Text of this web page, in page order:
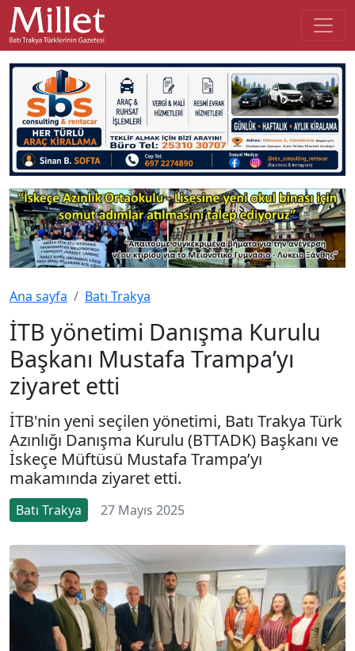
Ana sayfa Batı Trakya
İTB yönetimi Danışma Kurulu
Başkanı Mustafa Trampa’yı
ziyaret etti
İTB'nin yeni seçilen yönetimi, Batı Trakya Türk
Azınlığı Danışma Kurulu (BTTADK) Başkanı ve
İskeçe Müftüsü Mustafa Trampa’yı
makamında ziyaret etti.
Batı Trakya 27 Mayıs 2025